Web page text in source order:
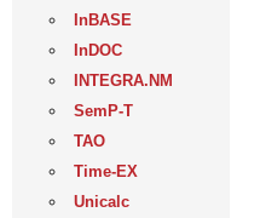
InBASE
InDOC
INTEGRA.NM
SemP-T
ТАО
Time-EX
Unicalc